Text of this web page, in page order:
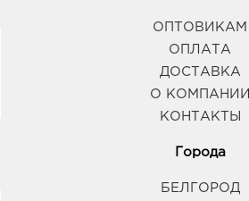
ОПТОВИКАМ
ОПЛАТА
ДОСТАВКА
О КОМПАНИИ
КОНТАКТЫ
Города
БЕЛГОРОД